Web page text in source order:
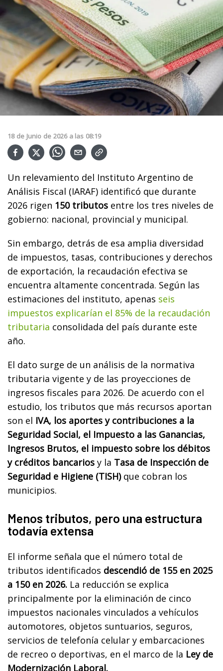
18 de Junio de 2026 a las 08:19
Un relevamiento del Instituto Argentino de
Análisis Fiscal (IARAF) identificó que durante
2026 rigen 150 tributos entre los tres niveles de
gobierno: nacional, provincial y municipal.
Sin embargo, detrás de esa amplia diversidad
de impuestos, tasas, contribuciones y derechos
de exportación, la recaudación efectiva se
encuentra altamente concentrada. Según las
estimaciones del instituto, apenas seis
impuestos explicarían el 85% de la recaudación
tributaria consolidada del país durante este
año.
El dato surge de un análisis de la normativa
tributaria vigente y de las proyecciones de
ingresos fiscales para 2026. De acuerdo con el
estudio, los tributos que más recursos aportan
son el IVA, los aportes y contribuciones a la
Seguridad Social, el Impuesto a las Ganancias,
Ingresos Brutos, el impuesto sobre los débitos
y créditos bancarios y la Tasa de Inspección de
Seguridad e Higiene (TISH)que cobran los
municipios.
Menos tributos, pero una estructura
todavía extensa
El informe señala que el número total de
tributos identificados descendió de 155 en 2025
a 150 en 2026. La reducción se explica
principalmente por la eliminación de cinco
impuestos nacionales vinculados a vehículos
automotores, objetos suntuarios, seguros,
servicios de telefonía celular y embarcaciones
de recreo o deportivas, en el marco de la Ley de
Modernización Laboral.